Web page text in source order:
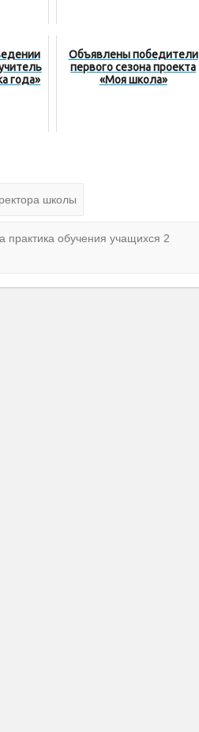
года»
Объявлены победители
первого сезона проекта
«Моя школа»
школы
практика обучения учащихся 2